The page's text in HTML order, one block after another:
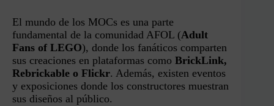
El mundo de los MOCs es una parte
fundamental de la comunidad AFOL (Adult
Fans of LEGO), donde los fanáticos comparten
sus creaciones en plataformas como BrickLink,
Rebrickable o Flickr. Además, existen eventos
y exposiciones donde los constructores muestran
sus diseños al público.